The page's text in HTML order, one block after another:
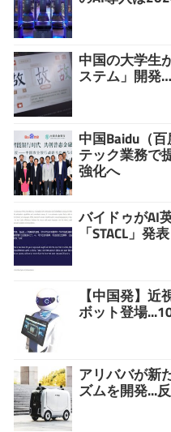
中国の大学生
ステム」開発
中国Baidu（
テック業務で
強化へ
バイドゥがAI
「STACL」発表
【中国発】
ボット登場
アリババが新
ズムを開発...